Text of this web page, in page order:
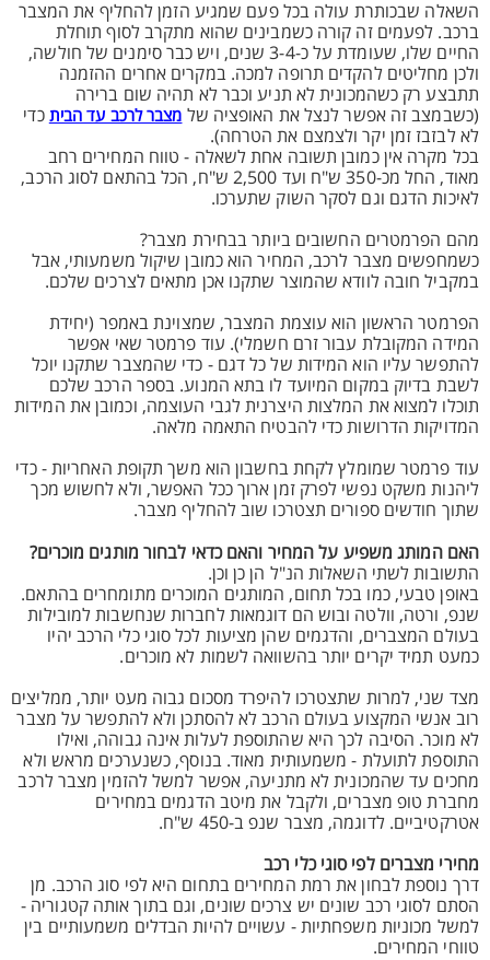
השאלה שבכותרת עולה בכל פעם שמגיע הזמן להחליף את המצבר
ברכב. לפעמים זה קורה כשמבינים שהוא מתקרב לסוף תוחלת
החיים שלו, שעומדת על כ-3-4 שנים, ויש כבר סימנים של חולשה,
ולכן מחליטים להקדים תרופה למכה. במקרים אחרים ההזמנה
תתבצע רק כשהמכונית לא תניע וכבר לא תהיה שום ברירה
(כשבמצב זה אפשר לנצל את האופציה של מצבר לרכב עד הבית כדי
לא לבזבז זמן יקר ולצמצם את הטרחה).
בכל מקרה אין כמובן תשובה אחת לשאלה - טווח המחירים רחב
מאוד, החל מכ-350 ש"ח ועד 2,500 ש"ח, הכל בהתאם לסוג הרכב,
לאיכות הדגם וגם לסקר השוק שתערכו.
מהם הפרמטרים החשובים ביותר בבחירת מצבר?
כשמחפשים מצבר לרכב, המחיר הוא כמובן שיקול משמעותי, אבל
במקביל חובה לוודא שהמוצר שתקנו אכן מתאים לצרכים שלכם.
הפרמטר הראשון הוא עוצמת המצבר, שמצוינת באמפר (יחידת
המידה המקובלת עבור זרם חשמלי). עוד פרמטר שאי אפשר
להתפשר עליו הוא המידות של כל דגם - כדי שהמצבר שתקנו יוכל
לשבת בדיוק במקום המיועד לו בתא המנוע. בספר הרכב שלכם
תוכלו למצוא את המלצות היצרנית לגבי העוצמה, וכמובן את המידות
המדויקות הדרושות כדי להבטיח התאמה מלאה.
עוד פרמטר שמומלץ לקחת בחשבון הוא משך תקופת האחריות - כדי
ליהנות משקט נפשי לפרק זמן ארוך ככל האפשר, ולא לחשוש מכך
שתוך חודשים ספורים תצטרכו שוב להחליף מצבר.
האם המותג משפיע על המחיר והאם כדאי לבחור מותגים מוכרים?
התשובות לשתי השאלות הנ"ל הן כן וכן.
באופן טבעי, כמו בכל תחום, המותגים המוכרים מתומחרים בהתאם.
שנפ, ורטה, וולטה ובוש הם דוגמאות לחברות שנחשבות למובילות
בעולם המצברים, והדגמים שהן מציעות לכל סוגי כלי הרכב יהיו
כמעט תמיד יקרים יותר בהשוואה לשמות לא מוכרים.
מצד שני, למרות שתצטרכו להיפרד מסכום גבוה מעט יותר, ממליצים
רוב אנשי המקצוע בעולם הרכב לא להסתכן ולא להתפשר על מצבר
לא מוכר. הסיבה לכך היא שהתוספת לעלות אינה גבוהה, ואילו
התוספת לתועלת - משמעותית מאוד. בנוסף, כשנערכים מראש ולא
מחכים עד שהמכונית לא מתניעה, אפשר למשל להזמין מצבר לרכב
מחברת טופ מצברים, ולקבל את מיטב הדגמים במחירים
אטרקטיביים. לדוגמה, מצבר שנפ ב-450 ש"ח.
מחירי מצברים לפי סוגי כלי רכב
דרך נוספת לבחון את רמת המחירים בתחום היא לפי סוג הרכב. מן
הסתם לסוגי רכב שונים יש צרכים שונים, וגם בתוך אותה קטגוריה -
למשל מכוניות משפחתיות - עשויים להיות הבדלים משמעותיים בין
טווחי המחירים.